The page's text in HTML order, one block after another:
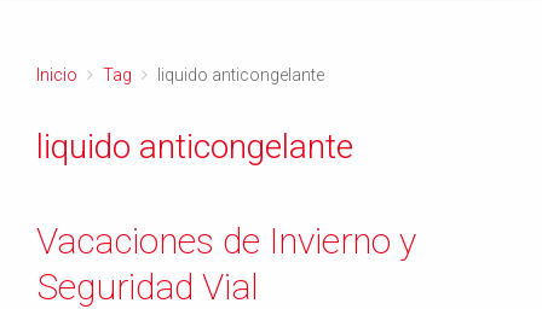
Inicio Tag liquido anticongelante
liquido anticongelante
Vacaciones de Invierno y
Seguridad Vial